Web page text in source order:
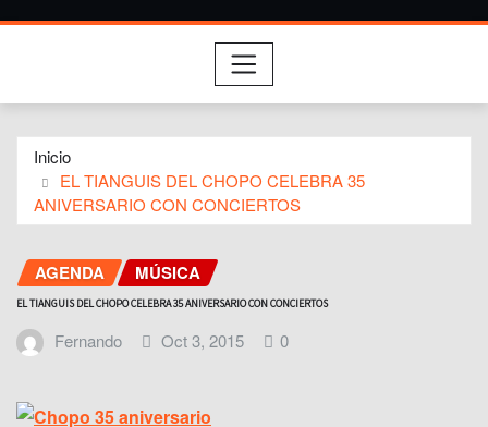
Inicio
EL TIANGUIS DEL CHOPO CELEBRA 35
ANIVERSARIO CON CONCIERTOS
AGENDA MÚSICA
EL TIANGUIS DEL CHOPO CELEBRA 35 ANIVERSARIO CON CONCIERTOS
Fernando Oct 3, 2015 0